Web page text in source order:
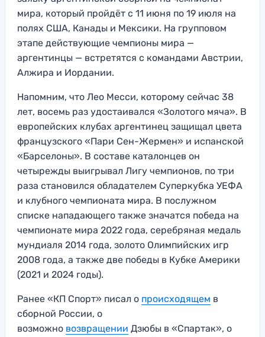
мира, который пройдёт с 11 июня по 19 июля на
полях США, Канады и Мексики. На групповом
этапе действующие чемпионы мира —
аргентинцы — встретятся с командами Австрии,
Алжира и Иордании.
Напомним, что Лео Месси, которому сейчас 38
лет, восемь раз удостаивался «Золотого мяча». В
европейских клубах аргентинец защищал цвета
французского «Пари Сен-Жермен» и испанской
«Барселоны». В составе каталонцев он
четырежды выигрывал Лигу чемпионов, по три
раза становился обладателем Суперкубка УЕФА
и клубного чемпионата мира. В послужном
списке нападающего также значатся победа на
чемпионате мира 2022 года, серебряная медаль
мундиаля 2014 года, золото Олимпийских игр
2008 года, а также две победы в Кубке Америки
(2021 и 2024 годы).
Ранее «КП Спорт» писал о происходящем в
сборной России, о
возможно возвращении Дзюбы в «Спартак», о